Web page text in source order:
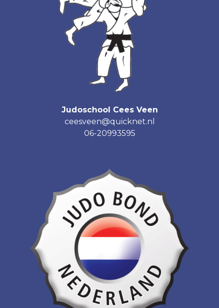
Judoschool Cees Veen
ceesveen@quicknet.nl
06-20993595